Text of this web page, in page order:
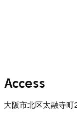
Access
大阪市北区太融寺町